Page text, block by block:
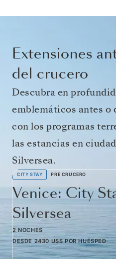
Extensiones
del crucero
Descubra en
emblemáticos antes o
con los programas
las estancias en
Silversea.
CITY STAY PRE CRUCERO
Venice: City
Silversea
2 NOCHES
DESDE 2430 US$ POR HUÉSPED